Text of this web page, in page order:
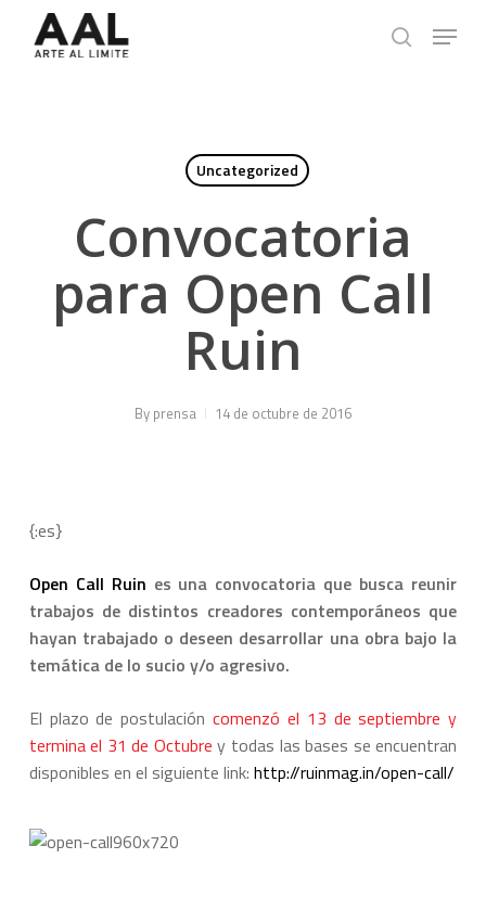
search
Menu
Uncategorized
Convocatoria
para Open Call
Ruin
By prensa 14 de octubre de 2016
{:es}
Open Call Ruin es una convocatoria que busca reunir
trabajos de distintos creadores contemporáneos que
hayan trabajado o deseen desarrollar una obra bajo la
temática de lo sucio y/o agresivo.
El plazo de postulacióncomenzó el 13 de septiembre y
termina el 31 de Octubre y todas las bases se encuentran
disponibles en el siguiente link: http://ruinmag.in/open-call/